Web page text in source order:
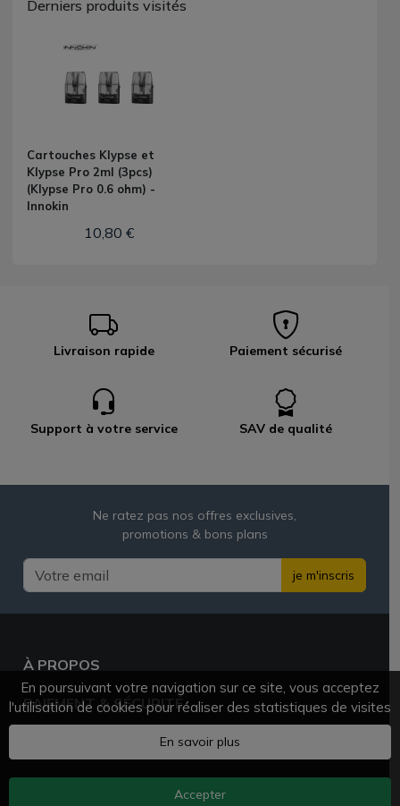
Derniers produits visités
Cartouches Klypse et
Klypse Pro 2ml (3pcs)
(Klypse Pro 0.6 ohm) -
Innokin
10,80 €
Livraison rapide Paiement sécurisé
Support à votre service SAV de qualité
Ne ratez pas nos offres exclusives,
promotions & bons plans
je m'inscris
À PROPOS
PAIEMENT & SÉCURITÉ
© 2025 - 2026 Tous droits réservés
En poursuivant votre navigation sur ce site, vous acceptez
l'utilisation de cookies pour réaliser des statistiques de visites
En savoir plus
Accepter